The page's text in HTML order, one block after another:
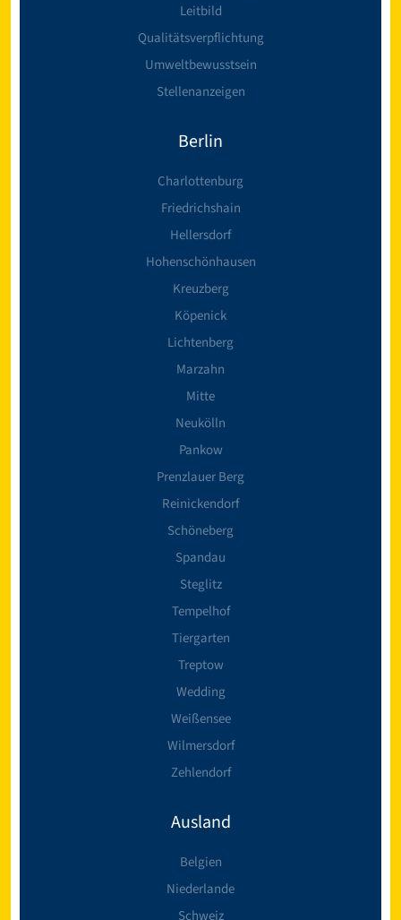
Leitbild
Qualitätsverpflichtung
Umweltbewusstsein
Stellenanzeigen
Berlin
Charlottenburg
Friedrichshain
Hellersdorf
Hohenschönhausen
Kreuzberg
Köpenick
Lichtenberg
Marzahn
Mitte
Neukölln
Pankow
Prenzlauer Berg
Reinickendorf
Schöneberg
Spandau
Steglitz
Tempelhof
Tiergarten
Treptow
Wedding
Weißensee
Wilmersdorf
Zehlendorf
Ausland
Belgien
Niederlande
Schweiz